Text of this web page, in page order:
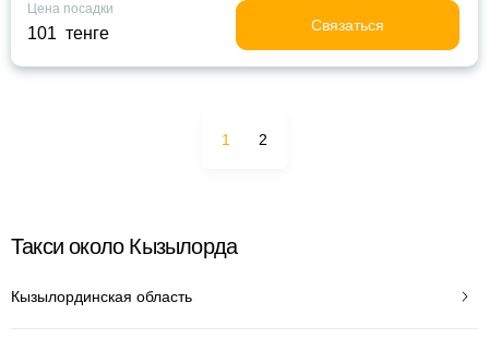
Цена посадки
101 тенге Связаться
1 2
Такси около Кызылорда
Кызылординская область